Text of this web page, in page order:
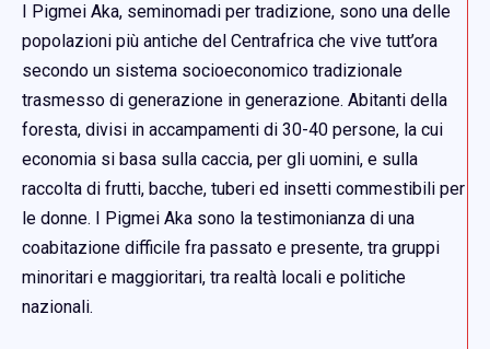
I Pigmei Aka, seminomadi per tradizione, sono una delle
popolazioni più antiche del Centrafrica che vive tutt’ora
secondo un sistema socioeconomico tradizionale
trasmesso di generazione in generazione. Abitanti della
foresta, divisi in accampamenti di 30-40 persone, la cui
economia si basa sulla caccia, per gli uomini, e sulla
raccolta di frutti, bacche, tuberi ed insetti commestibili per
le donne. I Pigmei Aka sono la testimonianza di una
coabitazione difficile fra passato e presente, tra gruppi
minoritari e maggioritari, tra realtà locali e politiche
nazionali.